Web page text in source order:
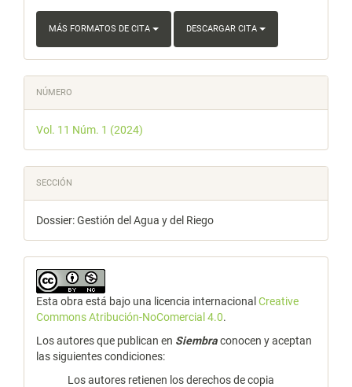
MÁS FORMATOS DE CITA DESCARGAR CITA
NÚMERO
Vol. 11 Núm. 1 (2024)
SECCIÓN
Dossier: Gestión del Agua y del Riego
Esta obra está bajo una licencia internacional Creative
Commons Atribución-NoComercial 4.0.
Los autores que publican en Siembraconocen y aceptan
las siguientes condiciones:
Los autores retienen los derechos de copia